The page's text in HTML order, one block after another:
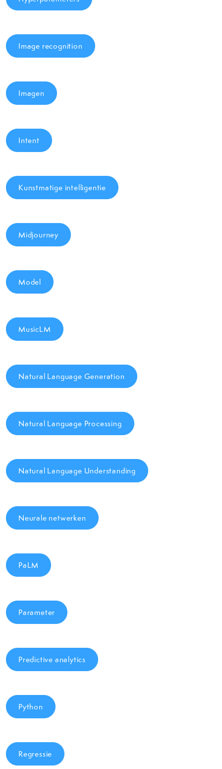
Image recognition
Imagen
Intent
Kunstmatige intelligentie
Midjourney
Model
MusicLM
Natural Language Generation
Natural Language Processing
Natural Language Understanding
Neurale netwerken
PaLM
Parameter
Predictive analytics
Python
Regressie